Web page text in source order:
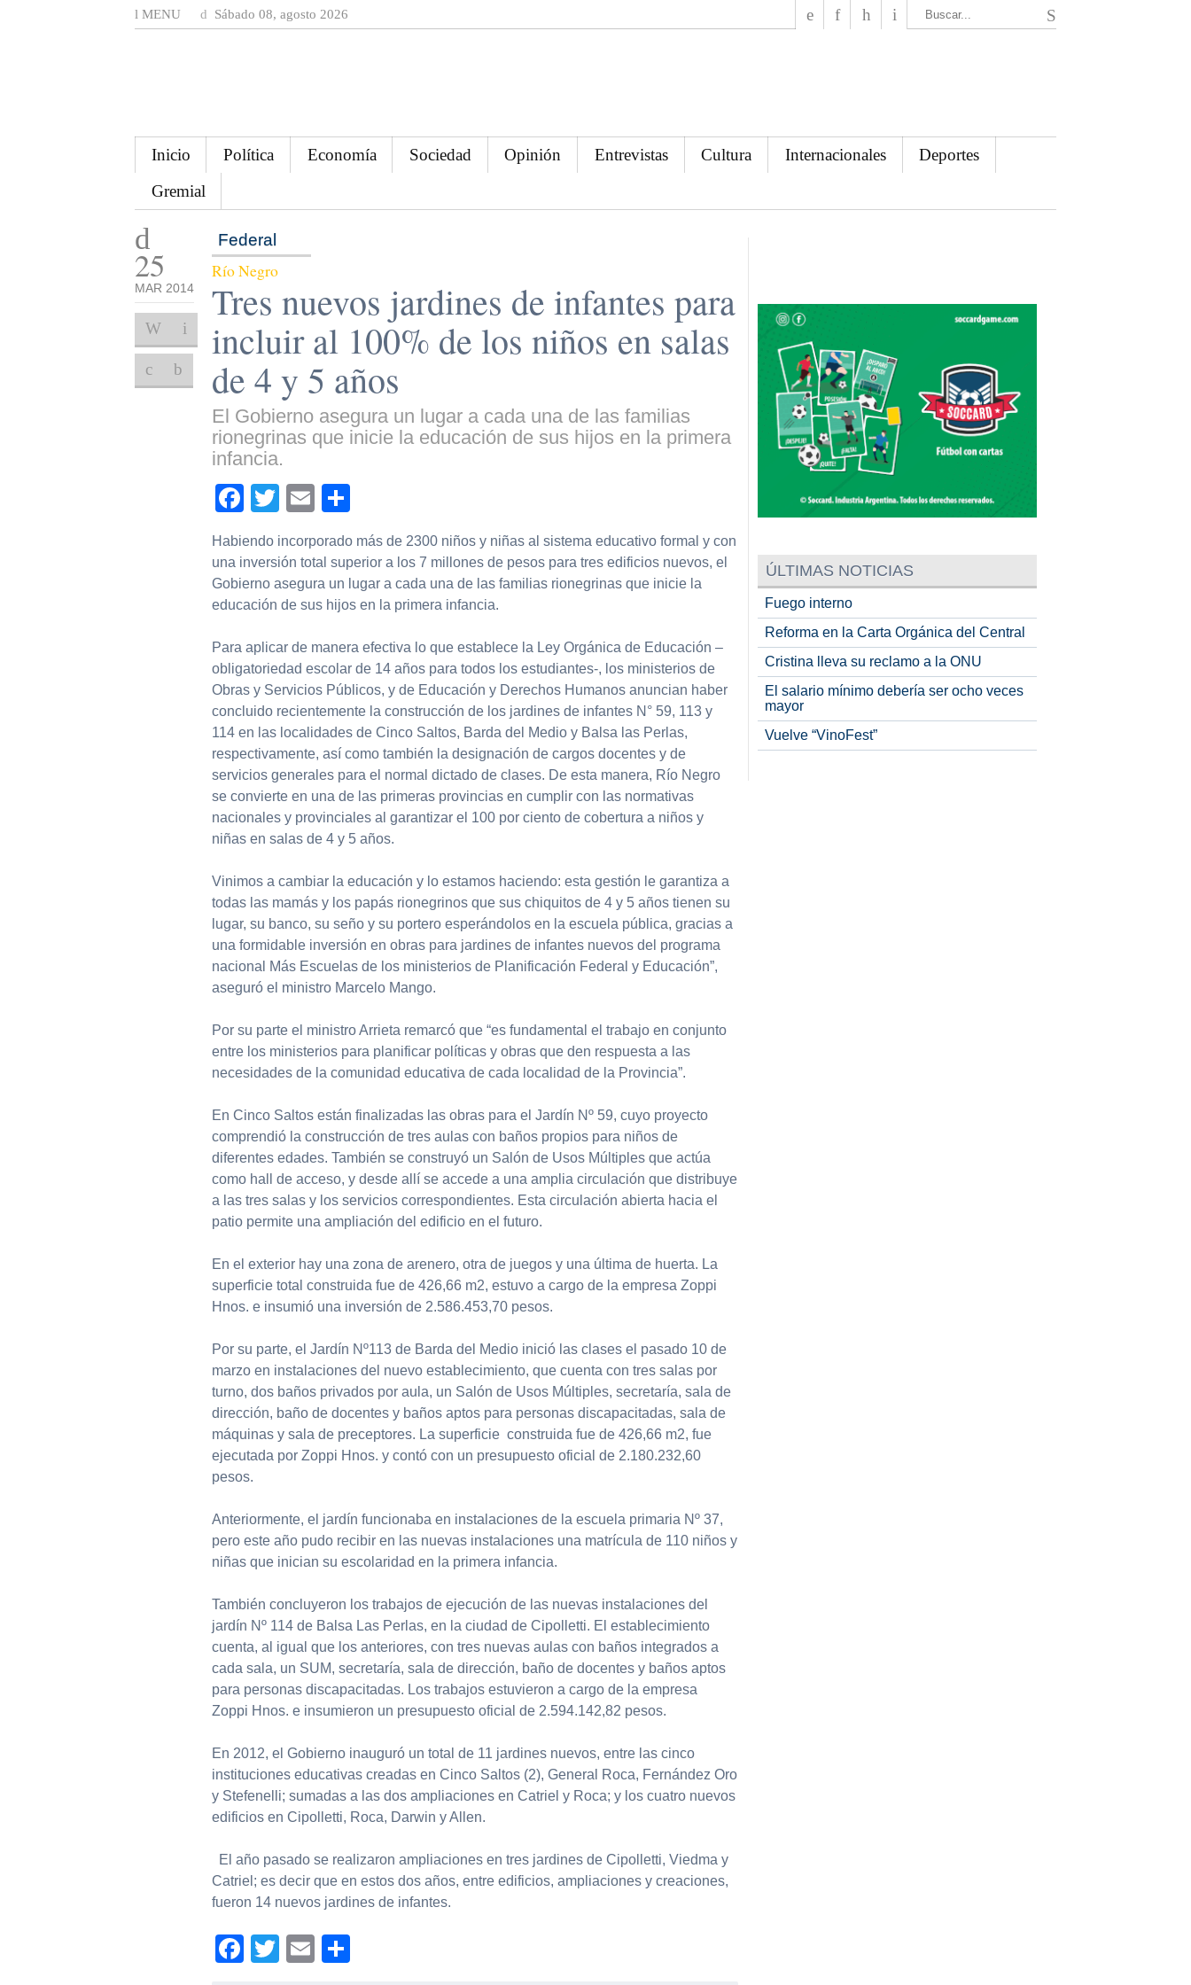
MENU Sábado 08, agosto 2026
Inicio Política Economía Sociedad Opinión Entrevistas Cultura Internacionales
Deportes
Gremial
25
MAR 2014
Federal
Río Negro
Tres nuevos jardines de infantes para
incluir al 100% de los niños en salas
de 4 y 5 años
El Gobierno asegura un lugar a cada una de las familias
rionegrinas que inicie la educación de sus hijos en la primera
infancia.
Facebook
TwitterEmail
Habiendo incorporado más de 2300 niños y niñas al sistema educativo formal y con
una inversión total superior a los 7 millones de pesos para tres edificios nuevos, el
Gobierno asegura un lugar a cada una de las familias rionegrinas que inicie la
educación de sus hijos en la primera infancia.
Para aplicar de manera efectiva lo que establece la Ley Orgánica de Educación –
obligatoriedad escolar de 14 años para todos los estudiantes-, los ministerios de
Obras y Servicios Públicos, y de Educación y Derechos Humanos anuncian haber
concluido recientemente la construcción de los jardines de infantes N° 59, 113 y
114 en las localidades de Cinco Saltos, Barda del Medio y Balsa las Perlas,
respectivamente, así como también la designación de cargos docentes y de
servicios generales para el normal dictado de clases. De esta manera, Río Negro
se convierte en una de las primeras provincias en cumplir con las normativas
nacionales y provinciales al garantizar el 100 por ciento de cobertura a niños y
niñas en salas de 4 y 5 años.
Vinimos a cambiar la educación y lo estamos haciendo: esta gestión le garantiza a
todas las mamás y los papás rionegrinos que sus chiquitos de 4 y 5 años tienen su
lugar, su banco, su seño y su portero esperándolos en la escuela pública, gracias a
una formidable inversión en obras para jardines de infantes nuevos del programa
nacional Más Escuelas de los ministerios de Planificación Federal y Educación”,
aseguró el ministro Marcelo Mango.
Por su parte el ministro Arrieta remarcó que “es fundamental el trabajo en conjunto
entre los ministerios para planificar políticas y obras que den respuesta a las
necesidades de la comunidad educativa de cada localidad de la Provincia”.
En Cinco Saltos están finalizadas las obras para el Jardín Nº 59, cuyo proyecto
comprendió la construcción de tres aulas con baños propios para niños de
diferentes edades. También se construyó un Salón de Usos Múltiples que actúa
como hall de acceso, y desde allí se accede a una amplia circulación que distribuye
a las tres salas y los servicios correspondientes. Esta circulación abierta hacia el
patio permite una ampliación del edificio en el futuro.
En el exterior hay una zona de arenero, otra de juegos y una última de huerta. La
superficie total construida fue de 426,66 m2, estuvo a cargo de la empresa Zoppi
Hnos. e insumió una inversión de 2.586.453,70 pesos.
Por su parte, el Jardín Nº113 de Barda del Medio inició las clases el pasado 10 de
marzo en instalaciones del nuevo establecimiento, que cuenta con tres salas por
turno, dos baños privados por aula, un Salón de Usos Múltiples, secretaría, sala de
dirección, baño de docentes y baños aptos para personas discapacitadas, sala de
máquinas y sala de preceptores. La superficie construida fue de 426,66 m2, fue
ejecutada por Zoppi Hnos. y contó con un presupuesto oficial de 2.180.232,60
pesos.
Anteriormente, el jardín funcionaba en instalaciones de la escuela primaria Nº 37,
pero este año pudo recibir en las nuevas instalaciones una matrícula de 110 niños y
niñas que inician su escolaridad en la primera infancia.
También concluyeron los trabajos de ejecución de las nuevas instalaciones del
jardín Nº 114 de Balsa Las Perlas, en la ciudad de Cipolletti. El establecimiento
cuenta, al igual que los anteriores, con tres nuevas aulas con baños integrados a
cada sala, un SUM, secretaría, sala de dirección, baño de docentes y baños aptos
para personas discapacitadas. Los trabajos estuvieron a cargo de la empresa
Zoppi Hnos. e insumieron un presupuesto oficial de 2.594.142,82 pesos.
En 2012, el Gobierno inauguró un total de 11 jardines nuevos, entre las cinco
instituciones educativas creadas en Cinco Saltos (2), General Roca, Fernández Oro
y Stefenelli; sumadas a las dos ampliaciones en Catriel y Roca; y los cuatro nuevos
edificios en Cipolletti, Roca, Darwin y Allen.
El año pasado se realizaron ampliaciones en tres jardines de Cipolletti, Viedma y
Catriel; es decir que en estos dos años, entre edificios, ampliaciones y creaciones,
fueron 14 nuevos jardines de infantes.
Facebook
TwitterEmail
ÚLTIMAS NOTICIAS
Fuego interno
Reforma en la Carta Orgánica del Central
Cristina lleva su reclamo a la ONU
El salario mínimo debería ser ocho veces
mayor
Vuelve “VinoFest”